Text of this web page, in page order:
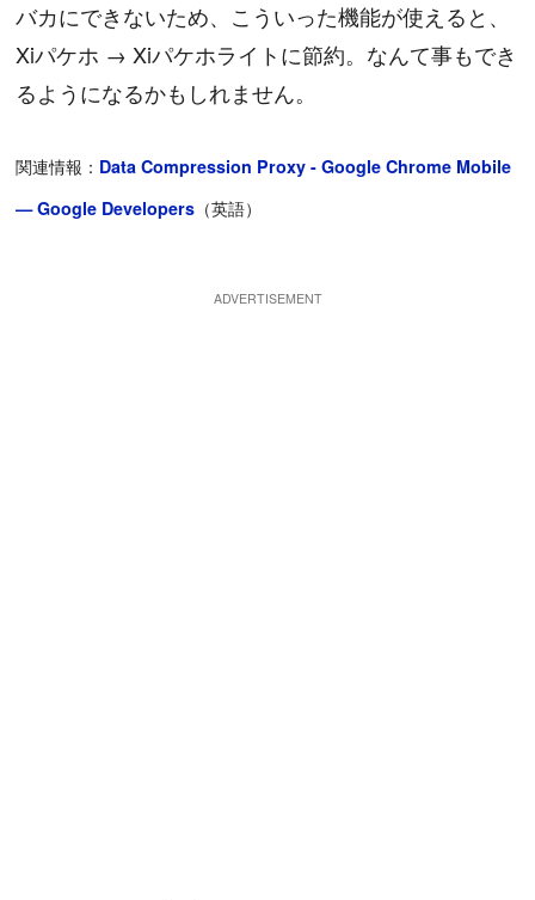
バカにできないため、こういった機能が使えると、
Xiパケホ → Xiパケホライトに節約。なんて事もでき
るようになるかもしれません。
関連情報： Data Compression Proxy - Google Chrome Mobile
— Google Developers （英語）